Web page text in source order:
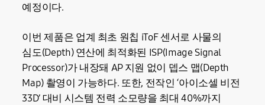
예정이다.
이번 제품은 업계 최초 원칩 iToF 센서로 사물의
심도(Depth) 연산에 최적화된 ISP(Image Signal
Processor)가 내장돼 AP 지원 없이 뎁스 맵(Depth
Map) 촬영이 가능하다. 또한, 전작인 ‘아이소셀 비전
33D’ 대비 시스템 전력 소모량을 최대 40%까지